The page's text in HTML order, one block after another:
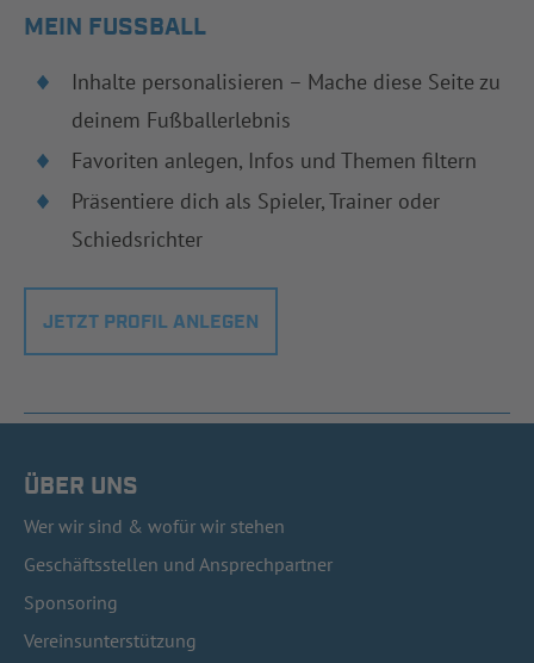
MEIN FUSSBALL
Inhalte personalisieren – Mache diese Seite zu
deinem Fußballerlebnis
Favoriten anlegen, Infos und Themen filtern
Präsentiere dich als Spieler, Trainer oder
Schiedsrichter
JETZT PROFIL ANLEGEN
ÜBER UNS
Wer wir sind & wofür wir stehen
Geschäftsstellen und Ansprechpartner
Sponsoring
Vereinsunterstützung